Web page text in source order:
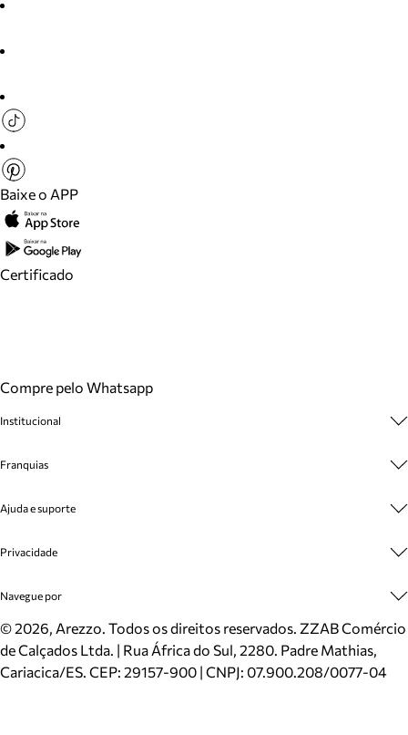
Baixe o APP
Certificado
Compre pelo Whatsapp
Institucional
Cashback
Venda Corporativa
Mapa do Site
Inverno
Mundo Arezzo
Franquias
Plano de Negócio
Ajuda e suporte
Cadastro
Meus Pedidos
Trocas e Devoluções
Cartão Presente
Localizador de lojas
Privacidade
Politica e Privacidade
Navegue por
Sapatos
Bolsas
Scarpins
©2026, Arezzo. Todos os direitos reservados. ZZAB Comércio
de Calçados Ltda. | Rua África do Sul, 2280. Padre Mathias,
Cariacica/ES. CEP: 29157-900 | CNPJ: 07.900.208/0077-04